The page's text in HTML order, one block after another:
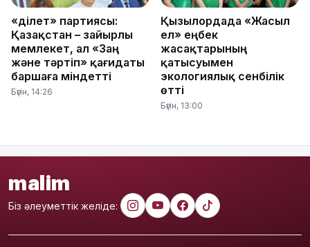
«Әділет» партиясы:
Қазақстан – зайырлы
мемлекет, ал «Заң
және тәртіп» қағидаты
баршаға міндетті
Бүгін, 14:26
Қызылордада «Жасыл
ел» еңбек
жасақтарының
қатысуымен
экологиялық сенбілік
өтті
Бүгін, 13:00
malim
Біз әлеуметтік желіде: